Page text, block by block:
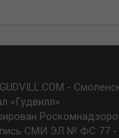
-
«Гудвилл»
СМИ ЭЛ № ФС 77 -